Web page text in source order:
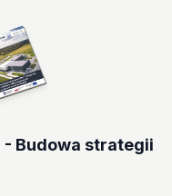
- Budowa strategii